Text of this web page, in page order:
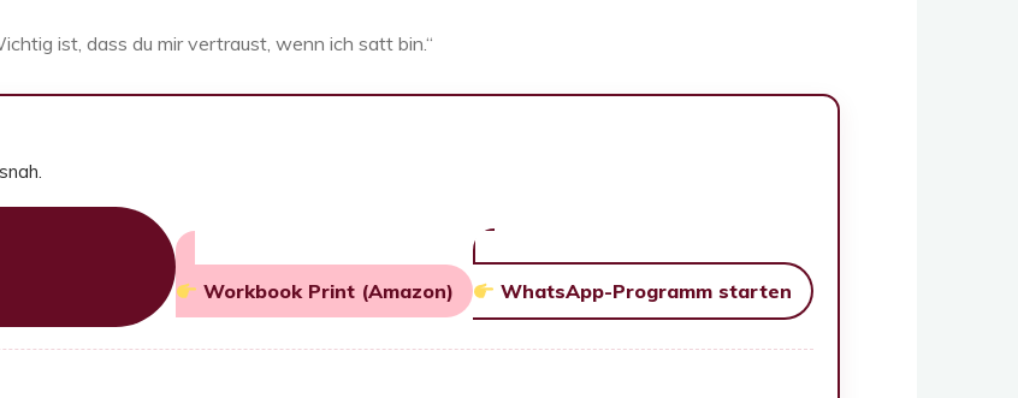
ist, dass du mir vertraust, wenn ich satt bin.“
Workbook Print (Amazon)
WhatsApp-Programm starten